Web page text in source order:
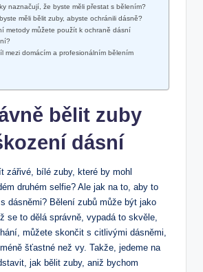
naznačují, že byste měli přestat s bělením?
měli bělit zuby, abyste ochránili dásně?
metody můžete použít k ochraně dásní
mezi domácím a profesionálním bělením
bělit zuby
dásní
zářivé, bílé zuby, které by mohl
druhém selfie? Ale jak na to, aby to
dásněmi? Bělení zubů může být jako
se to dělá správně, vypadá to skvěle,
můžete skončit s citlivými dásněmi,
šťastné než vy. Takže, jedeme na
jak bělit zuby, aniž bychom